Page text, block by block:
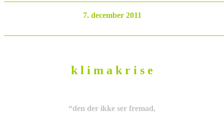
7. december 2011
k l i m a k r i s e
“den der ikke ser fremad,